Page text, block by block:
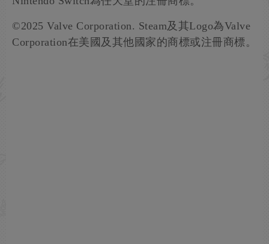
©2025 Valve Corporation. Steam及其Logo為Valve
Corporation在美國及其他國家的商標或注冊商標。